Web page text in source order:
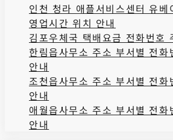
인천 청라 애플서비스센터 유베
영업시간 위치 안내
김포우체국 택배요금 전화번호
한림읍사무소 주소 부서별 전화
안내
조천읍사무소 주소 부서별 전화
안내
애월읍사무소 주소 부서별 전화
안내